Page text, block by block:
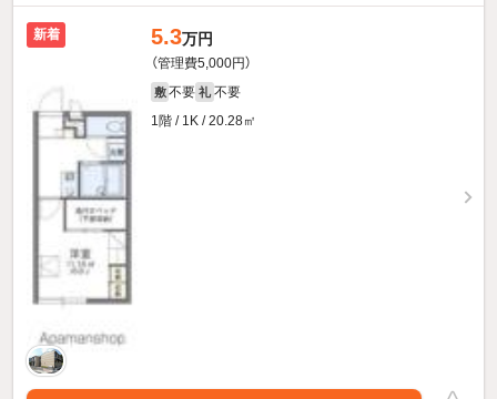
新着 5.3万円
（管理費5,000円）
敷 不要 礼 不要
1階 / 1K / 20.28㎡